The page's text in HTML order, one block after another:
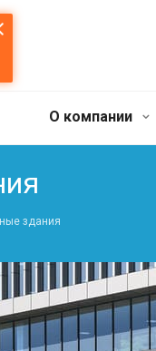
О компании
здания